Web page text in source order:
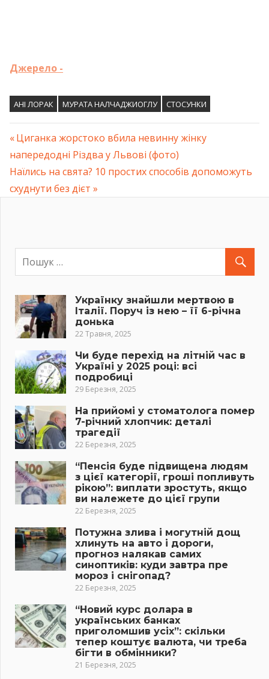
Джерело -
АНІ ЛОРАК МУРАТА НАЛЧАДЖИОГЛУ СТОСУНКИ
Навігація
записів
Previous
Post:
Циганка жорстоко вбила невинну жінку
напередодні Різдва у Львові (фото)
Next
Post:
Наїлись на свята? 10 простих способів допоможуть
схуднути без дієт
Українку знайшли мертвою в
Італії. Поруч із нею – її 6-річна
донька
22 Травня, 2025
Чи буде перехід на літній час в
Україні у 2025 році: всі
подробиці
29 Березня, 2025
На прийомі у стоматолога помер
7-річний хлопчик: деталі
трагедії
22 Березня, 2025
“Пенсія буде підвищена людям
з цієї категорії, гроші попливуть
рікою”: виплати зростуть, якщо
ви належете до цієї групи
22 Березня, 2025
Потужна злива і могутній дощ
хлинуть на авто і дороги,
прогноз налякав самих
синоптиків: куди завтра пре
мороз і снігопад?
22 Березня, 2025
“Новий курс долара в
українських банках
приголомшив усіх”: скільки
тепер коштує валюта, чи треба
бігти в обмінники?
21 Березня, 2025